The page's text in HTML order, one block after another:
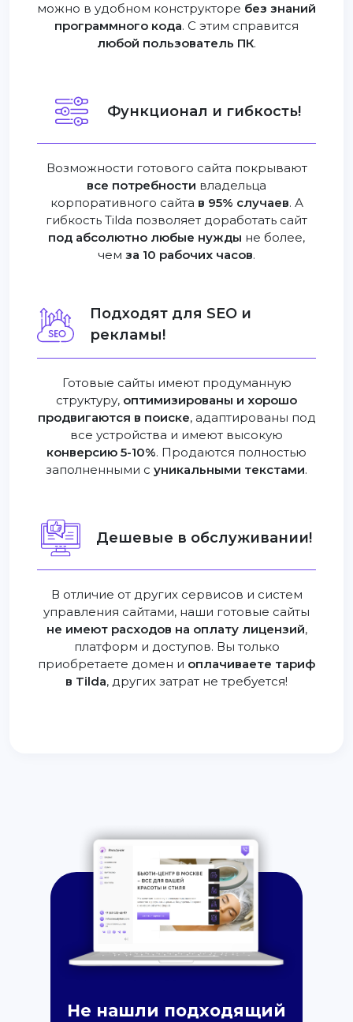
можно в удобном конструкторе без знаний
программного кода. С этим справится
любой пользователь ПК.
Функционал и гибкость!
Возможности готового сайта покрывают
все потребности владельца
корпоративного сайта в 95% случаев. А
гибкость Tilda позволяет доработать сайт
под абсолютно любые нужды не более,
чем за 10 рабочих часов.
Подходят для SEO и
рекламы!
Готовые сайты имеют продуманную
структуру, оптимизированы и хорошо
продвигаются в поиске, адаптированы под
все устройства и имеют высокую
конверсию 5-10%. Продаются полностью
заполненными с уникальными текстами.
Дешевые в обслуживании!
В отличие от других сервисов и систем
управления сайтами, наши готовые сайты
не имеют расходов на оплату лицензий,
платформ и доступов. Вы только
приобретаете домен и оплачиваете тариф
в Tilda, других затрат не требуется!
Не нашли подходящий